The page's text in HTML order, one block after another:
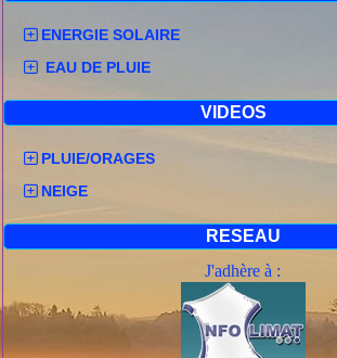
ENERGIE SOLAIRE
EAU DE PLUIE
VIDEOS
PLUIE/ORAGES
NEIGE
RESEAU
J'adhère à :